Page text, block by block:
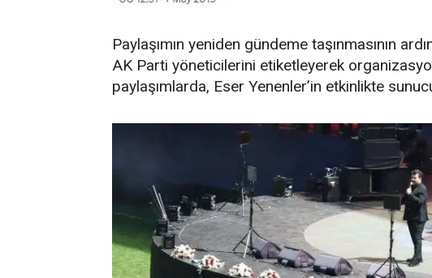
Paylaşımın yeniden gündeme taşınmasının
AK Parti yöneticilerini etiketleyerek
paylaşımlarda, Eser Yenenler’in etkinlikte